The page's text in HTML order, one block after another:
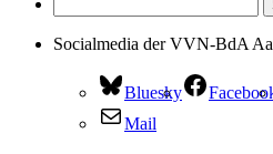
Socialmedia der VVN-BdA
Bluesky
Mail